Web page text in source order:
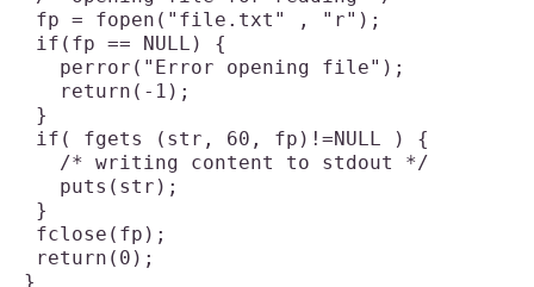
fp = fopen("file.txt" , "r");
if(fp == NULL) {
   perror("Error opening file");
   return(-1);
}
if( fgets (str, 60, fp)!=NULL ) {
   /* writing content to stdout */
   puts(str);
}
fclose(fp);
return(0);
}